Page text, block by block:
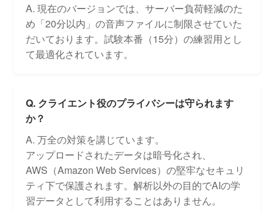
A. 現在のバージョンでは、サーバー負荷軽減のた
め「20分以内」の音声ファイルに制限させていた
だいております。試験本番（15分）の練習用とし
て最適化されています。
Q. クライエント役のプライバシーは守られます
か？
A. 万全の対策を講じています。
アップロードされたデータは暗号化され、
AWS（Amazon Web Services）の堅牢なセキュリ
ティ下で保護されます。解析以外の目的でAIの学
習データとして利用することはありません。